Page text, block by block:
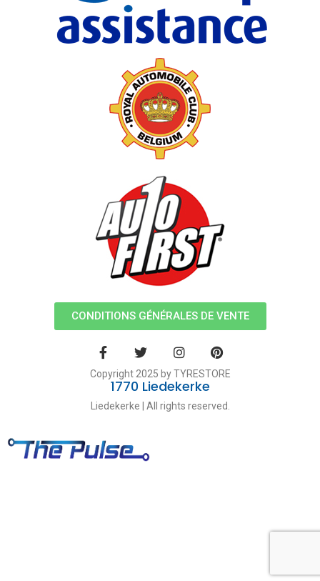
CONDITIONS GÉNÉRALES DE VENTE
Copyright 2025 by TYRESTORE
1770 Liedekerke
Liedekerke | All rights reserved.